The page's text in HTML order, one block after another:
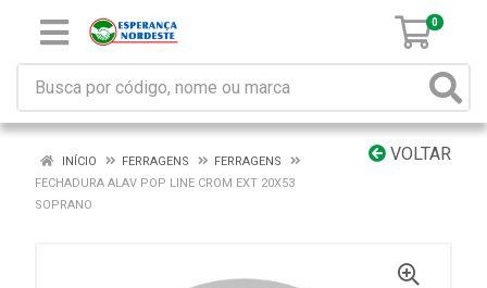
0
VOLTAR
INÍCIO FERRAGENS
FERRAGENS
FECHADURA ALAV POP LINE CROM EXT 20X53
SOPRANO